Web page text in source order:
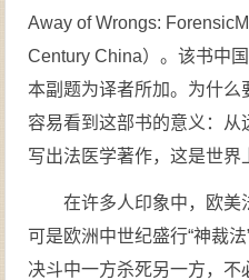
Away of Wrongs:
Century China）。该书中
本副题为译者所加。为什么
容易看到这部书的意义：从
写出法医学著作，这是世界
在许多人印象中，欧美
可是欧洲中世纪盛行“神裁法
决斗中一方杀死另一方，不